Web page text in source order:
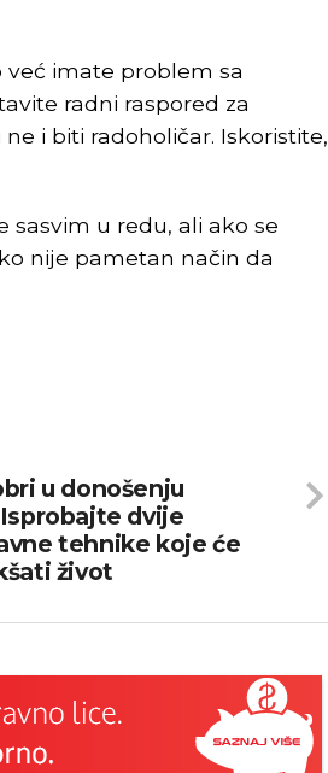
već imate problem sa
radni raspored za
i biti radoholičar. Iskoristite,
sasvim u redu, ali ako se
nije pametan način da
u donošenju
dvije
tehnike koje će
život